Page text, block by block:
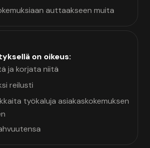
auttaakseen muita
on oikeus:
ja korjata niitä
reilusti
työkaluja asiakaskokemuksen